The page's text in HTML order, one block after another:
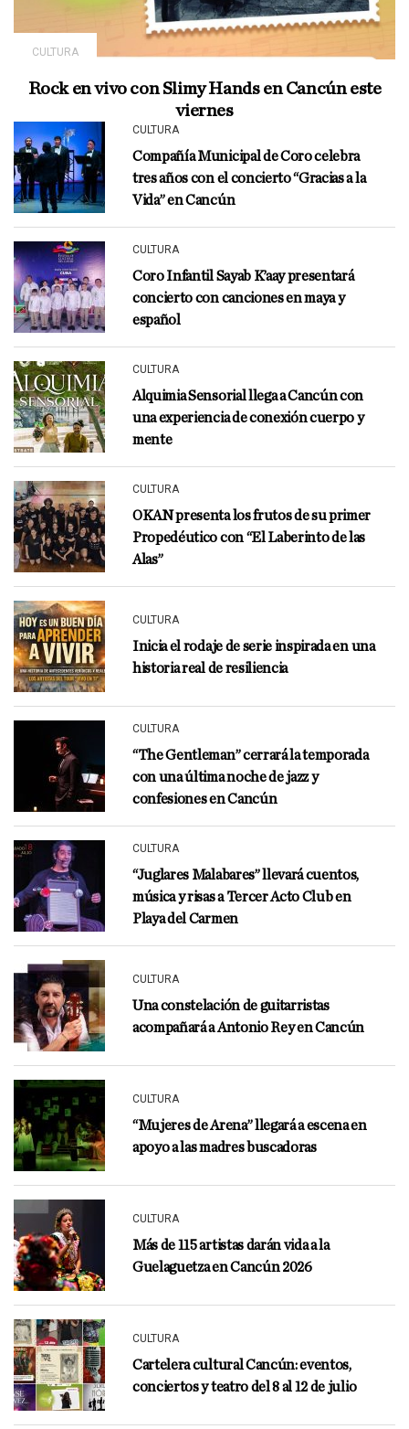
CULTURA
Rock en vivo con Slimy Hands en Cancún este
viernes
CULTURA
Compañía Municipal de Coro celebra
tres años con el concierto “Gracias a la
Vida” en Cancún
CULTURA
Coro Infantil Sayab K’aay presentará
concierto con canciones en maya y
español
CULTURA
Alquimia Sensorial llega a Cancún con
una experiencia de conexión cuerpo y
mente
CULTURA
OKAN presenta los frutos de su primer
Propedéutico con “El Laberinto de las
Alas”
CULTURA
Inicia el rodaje de serie inspirada en una
historia real de resiliencia
CULTURA
“The Gentleman” cerrará la temporada
con una última noche de jazz y
confesiones en Cancún
CULTURA
“Juglares Malabares” llevará cuentos,
música y risas a Tercer Acto Club en
Playa del Carmen
CULTURA
Una constelación de guitarristas
acompañará a Antonio Rey en Cancún
CULTURA
“Mujeres de Arena” llegará a escena en
apoyo a las madres buscadoras
CULTURA
Más de 115 artistas darán vida a la
Guelaguetza en Cancún 2026
CULTURA
Cartelera cultural Cancún: eventos,
conciertos y teatro del 8 al 12 de julio